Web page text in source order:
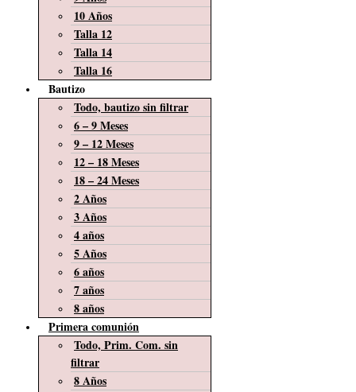
10 Años
Talla 12
Talla 14
Talla 16
Bautizo
Todo, bautizo sin filtrar
6 – 9 Meses
9 – 12 Meses
12 – 18 Meses
18 – 24 Meses
2 Años
3 Años
4 años
5 Años
6 años
7 años
8 años
Primera comunión
Todo, Prim. Com. sin
filtrar
8 Años